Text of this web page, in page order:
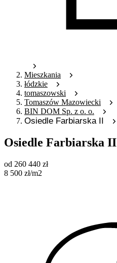
Mieszkania
łódzkie
tomaszowski
Tomaszów Mazowiecki
BIN DOM Sp. z o. o.
Osiedle Farbiarska II
Osiedle Farbiarska II
od 260 440 zł
8 500 zł/m2